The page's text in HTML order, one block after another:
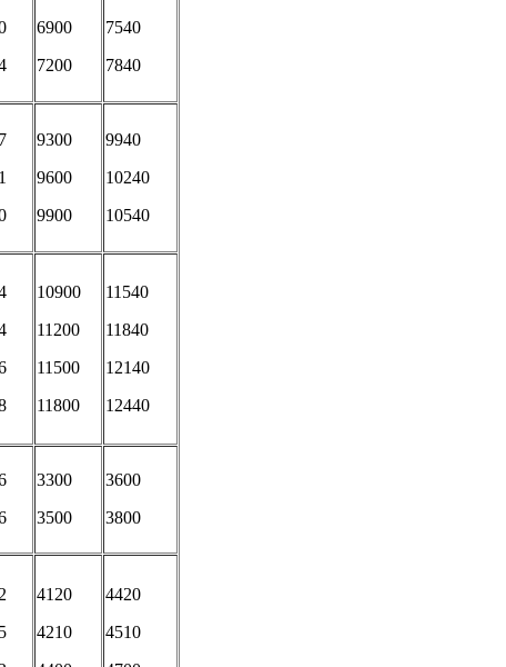
6900
7200
7540
7840
9300
9600
9900
9940
10240
10540
10900
11200
11500
11800
11540
11840
12140
12440
3300
3500
3600
3800
4120
4210
4420
4510